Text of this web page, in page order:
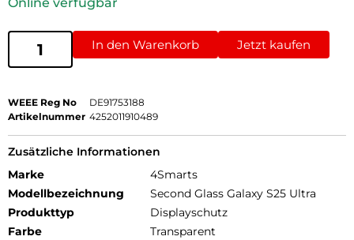
Online verfügbar
In den Warenkorb Jetzt kaufen
WEEE Reg No
DE91753188
Artikelnummer 4252011910489
Zusätzliche Informationen
Marke
4Smarts
Modellbezeichnung
Second Glass Galaxy S25 Ultra
Produkttyp
Displayschutz
Farbe
Transparent